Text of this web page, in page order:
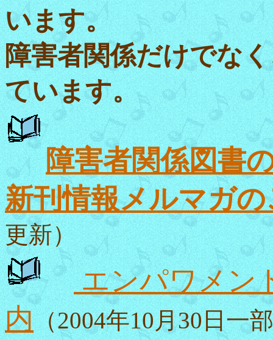
います。
障害者関係だけでな
ています。
障害者関係図書
新刊情報メルマガ
更新）
エンパワメン
内（2004年10月30日一